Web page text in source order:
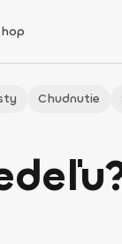
Chudnutie